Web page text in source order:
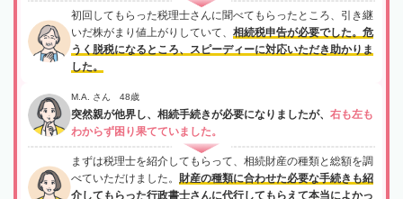
初回してもらった税理士さんに聞べてもらったところ、引き継
いだ株がまり値上がりしていて、 相続税申告が必要でした。危
うく脱税になるところ、スピーディーに対応いただき助かりま
した。
M.A. さん 48歳
突然親が他界し、相続手続きが必要になりましたが、 右も左も
わからず困り果てていました。
まずは税理士を紹介してもらって、相続財産の種類と総額を調
べていただけました。 財産の種類に合わせた必要な手続きも紹
介してもらった行政書士さんに代行してもらえて本当によかっ